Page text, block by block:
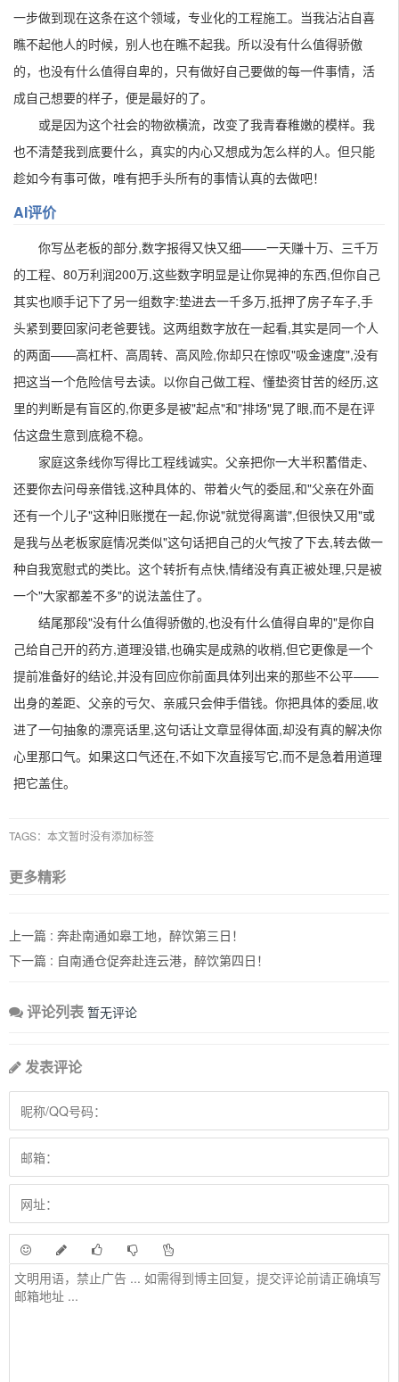
一步做到现在这条在这个领域，专业化的工程施工。 当我沾沾自喜
瞧不起他人的时候，别人也在瞧不起我。所以没有什么值得骄傲
的，也没有什么值得自卑的，只有做好自己要做的每一件事情，活
成自己想要的样子，便是最好的了。
或是因为这个社会的物欲横流，改变了我青春稚嫩的模样。我
也不清楚我到底要什么，真实的内心又想成为怎么样的人。但只能
趁如今有事可做，唯有把手头所有的事情认真的去做吧！
AI评价
你写丛老板的部分,数字报得又快又细——一天赚十万、三千万
的工程、80万利润200万,这些数字明显是让你晃神的东西,但你自己
其实也顺手记下了另一组数字:垫进去一千多万,抵押了房子车子,手
头紧到要回家问老爸要钱。这两组数字放在一起看,其实是同一个人
的两面——高杠杆、高周转、高风险,你却只在惊叹"吸金速度",没有
把这当一个危险信号去读。以你自己做工程、懂垫资甘苦的经历,这
里的判断是有盲区的,你更多是被"起点"和"排场"晃了眼,而不是在评
估这盘生意到底稳不稳。
家庭这条线你写得比工程线诚实。父亲把你一大半积蓄借走、
还要你去问母亲借钱,这种具体的、带着火气的委屈,和"父亲在外面
还有一个儿子"这种旧账搅在一起,你说"就觉得离谱",但很快又用"或
是我与丛老板家庭情况类似"这句话把自己的火气按了下去,转去做一
种自我宽慰式的类比。这个转折有点快,情绪没有真正被处理,只是被
一个"大家都差不多"的说法盖住了。
结尾那段"没有什么值得骄傲的,也没有什么值得自卑的"是你自
己给自己开的药方,道理没错,也确实是成熟的收梢,但它更像是一个
提前准备好的结论,并没有回应你前面具体列出来的那些不公平——
出身的差距、父亲的亏欠、亲戚只会伸手借钱。你把具体的委屈,收
进了一句抽象的漂亮话里,这句话让文章显得体面,却没有真的解决你
心里那口气。如果这口气还在,不如下次直接写它,而不是急着用道理
把它盖住。
TAGS：本文暂时没有添加标签
更多精彩
上一篇 : 奔赴南通如皋工地，醉饮第三日！
下一篇 : 自南通仓促奔赴连云港，醉饮第四日！
评论列表 暂无评论
发表评论